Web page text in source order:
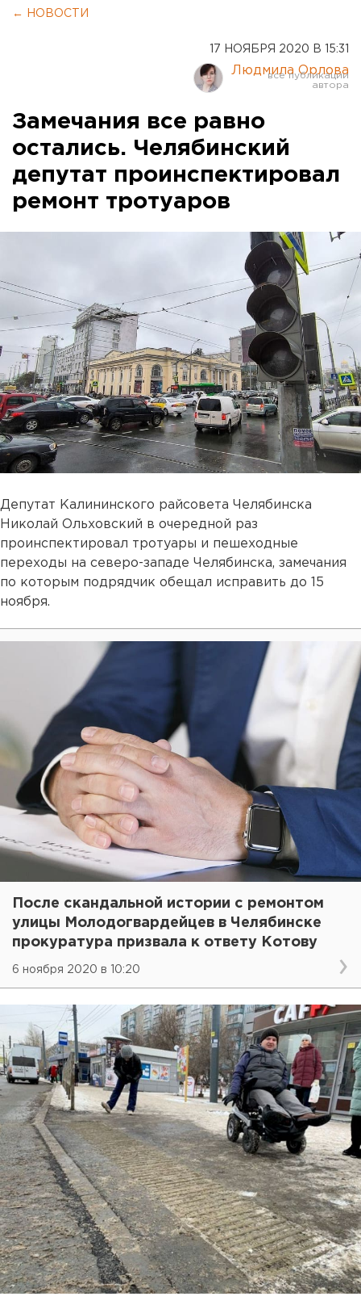
← НОВОСТИ
17 НОЯБРЯ 2020 В 15:31
Людмила Орлова
Замечания все равно
остались. Челябинский
депутат проинспектировал
ремонт тротуаров
Депутат Калининского райсовета Челябинска
Николай Ольховский в очередной раз
проинспектировал тротуары и пешеходные
переходы на северо-западе Челябинска, замечания
по которым подрядчик обещал исправить до 15
ноября.
После скандальной истории с ремонтом
улицы Молодогвардейцев в Челябинске
прокуратура призвала к ответу Котову
6 ноября 2020 в 10:20